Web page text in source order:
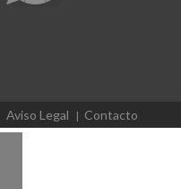
Aviso Legal Contacto